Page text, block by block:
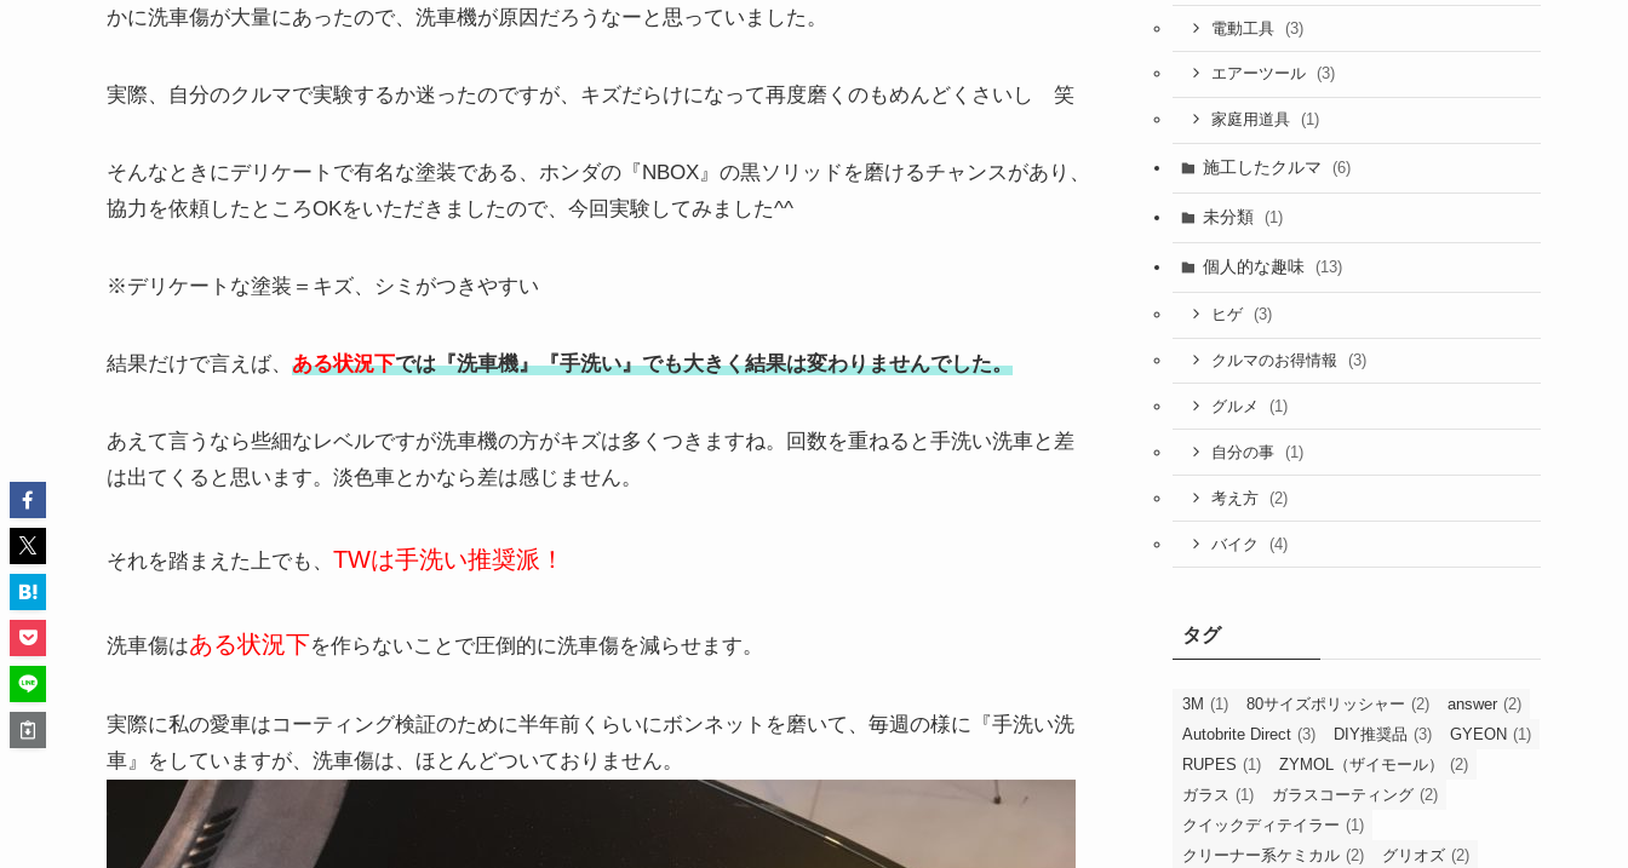
かに洗車傷が大量にあったので、洗車機が原因だろうなーと思っていました。
実際、自分のクルマで実験するか迷ったのですが、キズだらけになって再度磨くのもめんどくさいし 笑
そんなときにデリケートで有名な塗装である、ホンダの『NBOX』の黒ソリッドを磨けるチャンスがあり、
協力を依頼したところOKをいただきましたので、今回実験してみました^^
※デリケートな塗装＝キズ、シミがつきやすい
結果だけで言えば、 ある状況下では『洗車機』『手洗い』でも大きく結果は変わりませんでした。
あえて言うなら些細なレベルですが洗車機の方がキズは多くつきますね。回数を重ねると手洗い洗車と差
は出てくると思います。淡色車とかなら差は感じません。
それを踏まえた上でも、 TWは手洗い推奨派！
洗車傷はある状況下を作らないことで圧倒的に洗車傷を減らせます。
実際に私の愛車はコーティング検証のために半年前くらいにボンネットを磨いて、毎週の様に『手洗い洗
車』をしていますが、洗車傷は、ほとんどついておりません。
電動工具 (3)
エアーツール (3)
家庭用道具 (1)
施工したクルマ (6)
未分類 (1)
個人的な趣味 (13)
ヒゲ (3)
クルマのお得情報 (3)
グルメ (1)
自分の事 (1)
考え方 (2)
バイク (4)
タグ
3M (1) 80サイズポリッシャー (2) answer (2)
Autobrite Direct (3) DIY推奨品 (3) GYEON (1)
RUPES (1) ZYMOL（ザイモール）
(2)
ガラス (1) ガラスコーティング (2)
クイックディテイラー (1)
クリーナー系ケミカル (2) グリオズ (2)